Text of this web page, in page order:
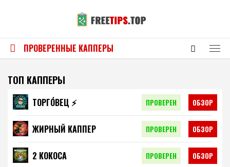
ПРОВЕРЕННЫЕ КАППЕРЫ
ТОП КАППЕРЫ
ТОРГО́ВЕЦ ⚡️ ПРОВЕРЕН ОБЗОР
ЖИРНЫЙ КАППЕР ПРОВЕРЕН ОБЗОР
2 КОКОСА ПРОВЕРЕН ОБЗОР